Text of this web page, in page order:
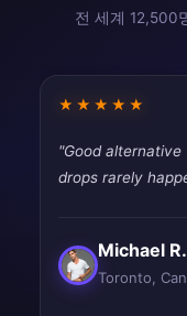
전 세계 12,500
★★★★★
"Good alternative
drops rarely
Michael R.
Toronto,